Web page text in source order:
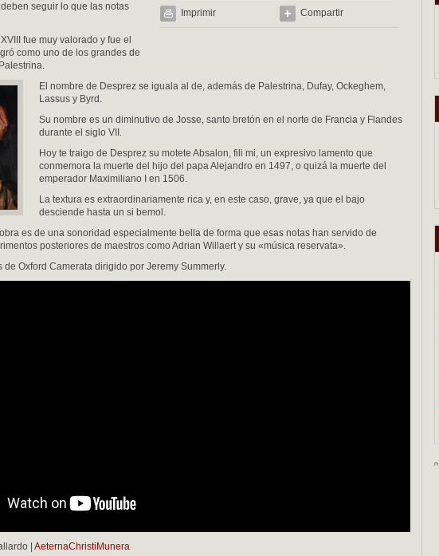
Imprimir Compartir
seguir lo que las notas
fue muy valorado y fue el
como uno de los grandes de
El nombre de Desprez se iguala al de, además de Palestrina, Dufay, Ockeghem,
Lassus y Byrd.
Su nombre es un diminutivo de Josse, santo bretón en el norte de Francia y Flandes
durante el siglo VII.
Hoy te traigo de Desprez su motete Absalon, fili mi, un expresivo lamento que
conmemora la muerte del hijo del papa Alejandro en 1497, o quizá la muerte del
emperador Maximiliano I en 1506.
La textura es extraordinariamente rica y, en este caso, grave, ya que el bajo
desciende hasta un si bemol.
es de una sonoridad especialmente bella de forma que esas notas han servido de
posteriores de maestros como Adrian Willaert y su «música reservata».
de Oxford Camerata dirigido por Jeremy Summerly.
| AeternaChristiMunera